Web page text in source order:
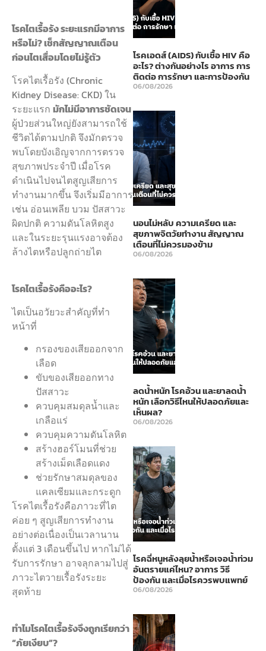
โรคไตเรื้อรัง ระยะแรกมีอาการ
หรือไม่? เช็กสัญญาณเตือน
ก่อนไตเสื่อมโดยไม่รู้ตัว
โรคไตเรื้อรัง (Chronic
Kidney Disease: CKD) ใน
ระยะแรก มักไม่มีอาการชัดเจน
ผู้ป่วยส่วนใหญ่ยังสามารถใช้
ชีวิตได้ตามปกติ จึงมักตรวจ
พบโดยบังเอิญจากการตรวจ
สุขภาพประจำปี เมื่อโรค
ดำเนินไปจนไตสูญเสียการ
ทำงานมากขึ้น จึงเริ่มมีอาการ
เช่น อ่อนเพลีย บวม ปัสสาวะ
ผิดปกติ ความดันโลหิตสูง
และในระยะรุนแรงอาจต้อง
ล้างไตหรือปลูกถ่ายไต
โรคไตเรื้อรังคืออะไร?
ไตเป็นอวัยวะสำคัญที่ทำ
หน้าที่
กรองของเสียออกจาก
เลือด
ขับของเสียออกทาง
ปัสสาวะ
ควบคุมสมดุลน้ำและ
เกลือแร่
ควบคุมความดันโลหิต
สร้างฮอร์โมนที่ช่วย
สร้างเม็ดเลือดแดง
ช่วยรักษาสมดุลของ
แคลเซียมและกระดูก
โรคไตเรื้อรังคือภาวะที่ไต
ค่อย ๆ สูญเสียการทำงาน
อย่างต่อเนื่องเป็นเวลานาน
ตั้งแต่ 3 เดือนขึ้นไป หากไม่ได้
รับการรักษา อาจลุกลามไปสู่
ภาวะไตวายเรื้อรังระยะ
สุดท้าย
ทำไมโรคไตเรื้อรังจึงถูกเรียกว่า
“ภัยเงียบ”?
โรคเอดส์ (AIDS) กับเชื้อ HIV คือ
อะไร? ต่างกันอย่างไร อาการ การ
ติดต่อ การรักษา และการป้องกัน
06/08/2026
นอนไม่หลับ ความเครียด และ
สุขภาพจิตวัยทำงาน สัญญาณ
เตือนที่ไม่ควรมองข้าม
06/08/2026
ลดน้ำหนัก โรคอ้วน และยาลดน้ำ
หนัก เลือกวิธีไหนให้ปลอดภัยและ
เห็นผล?
06/08/2026
โรคฉี่หนูหลังลุยน้ำหรือเจอน้ำท่วม
อันตรายแค่ไหน? อาการ วิธี
ป้องกัน และเมื่อไรควรพบแพทย์
06/08/2026